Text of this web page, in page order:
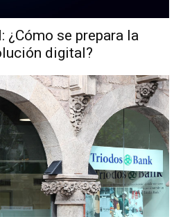
¿Cómo se prepara la
digital?